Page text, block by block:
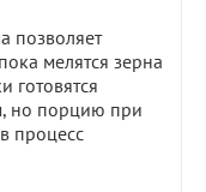
позволяет
мелятся зерна
готовятся
но порцию при
процесс